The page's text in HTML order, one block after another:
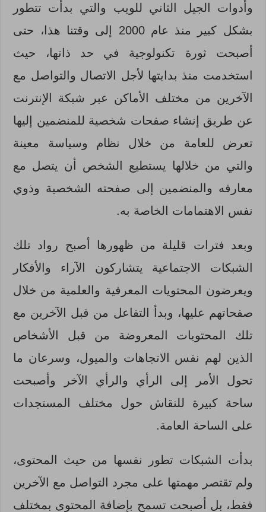
وأدوات الجيل الثاني للويب والتي بدأت تتطور
بشكل كبير منذ عام 2000 إلى وقتنا هذا، حتى
أصبحت ثورة تكنولوجية في حد ذاتها، حيث
استخدمت منذ بدايتها لأجل الاتصال والتواصل مع
الآخرين من مختلف الأماكن عبر شبكة الإنترنت
عن طريق إنشاء صفحات شخصية للمنضمين إليها
تعرض للعامة من خلال نظام وسياسة معينة
والتي من خلالها يستطيع الشخص أن يتصل مع
معارفه والمنضمين إلى صفحته الشخصية وذوي
نفس الاهتمامات الخاصة به.
وبعد فترات قليلة من ظهورها أصبح رواد تلك
الشبكات الاجتماعية يتشاركون الآراء والأفكار
ويعرضون المحتويات المعرفية والعلمية من خلال
صفحاتهم عليها، وبدأ التفاعل من قبل الآخرين مع
تلك المحتويات المعروضة من قبل الأشخاص
الذين لهم نفس الاتجاهات والميول، وسرعان ما
تحول الأمر إلى الرأي والرأي الآخر وأصبحت
ساحة كبيرة للنقاش حول مختلف المستجدات
على الساحة العامة.
بدأت الشبكات تطور نفسها من حيث المحتوى،
ولم تقتصر مهمتها على مجرد التواصل مع الآخرين
فقط، بل أصبحت تسمح بإضافة المحتوى بمختلف